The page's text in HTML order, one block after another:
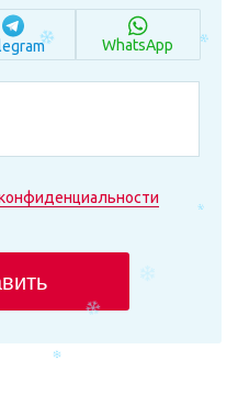
WhatsApp